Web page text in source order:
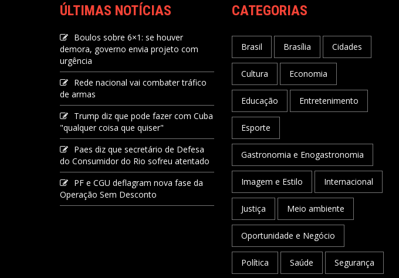
ÚLTIMAS NOTÍCIAS
Boulos sobre 6×1: se houver
demora, governo envia projeto com
urgência
Rede nacional vai combater tráfico
de armas
Trump diz que pode fazer com Cuba
"qualquer coisa que quiser"
Paes diz que secretário de Defesa
do Consumidor do Rio sofreu atentado
PF e CGU deflagram nova fase da
Operação Sem Desconto
CATEGORIAS
Brasil Brasília Cidades
Cultura Economia
Educação Entretenimento
Esporte
Gastronomia e Enogastronomia
Imagem e Estilo Internacional
Justiça Meio ambiente
Oportunidade e Negócio
Política Saúde Segurança